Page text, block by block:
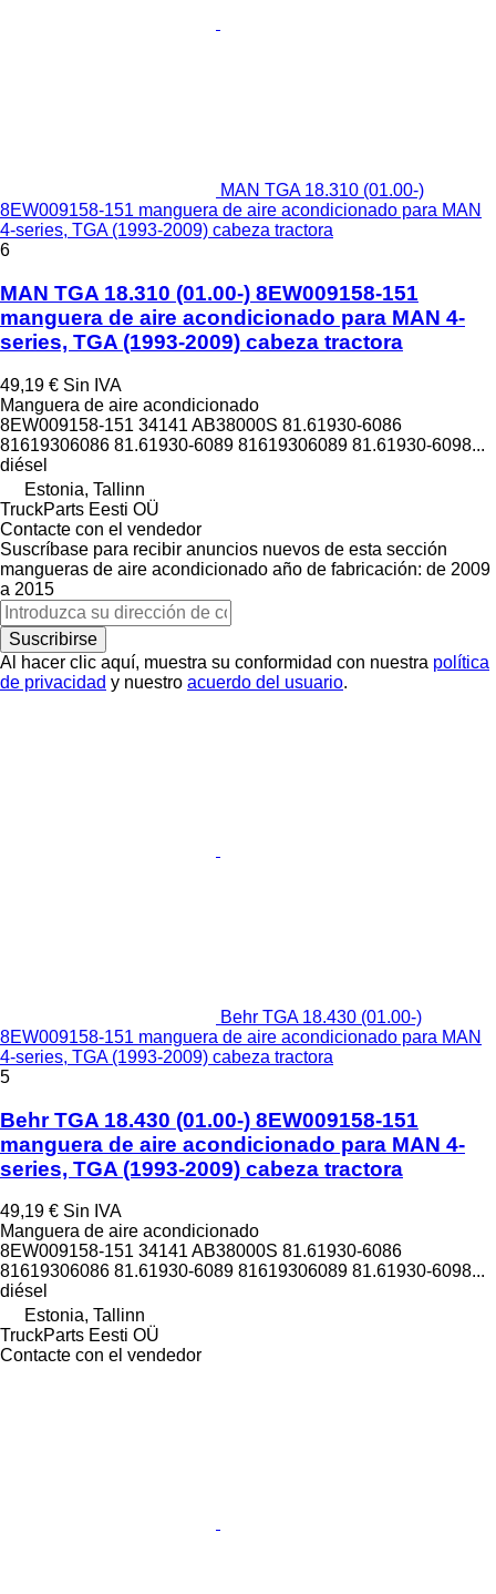
MAN TGA 18.310 (01.00-)
8EW009158-151 manguera de aire acondicionado para MAN
4-series, TGA (1993-2009) cabeza tractora
6
MAN TGA 18.310 (01.00-) 8EW009158-151
manguera de aire acondicionado para MAN 4-
series, TGA (1993-2009) cabeza tractora
49,19 € Sin IVA
Manguera de aire acondicionado
8EW009158-151 34141 AB38000S 81.61930-6086
81619306086 81.61930-6089 81619306089 81.61930-6098...
diésel
Estonia, Tallinn
TruckParts Eesti OÜ
Contacte con el vendedor
Suscríbase para recibir anuncios nuevos de esta sección
mangueras de aire acondicionado año de fabricación: de 2009
a 2015
Suscribirse
Al hacer clic aquí, muestra su conformidad con nuestra política
de privacidad y nuestro acuerdo del usuario.
Behr TGA 18.430 (01.00-)
8EW009158-151 manguera de aire acondicionado para MAN
4-series, TGA (1993-2009) cabeza tractora
5
Behr TGA 18.430 (01.00-) 8EW009158-151
manguera de aire acondicionado para MAN 4-
series, TGA (1993-2009) cabeza tractora
49,19 € Sin IVA
Manguera de aire acondicionado
8EW009158-151 34141 AB38000S 81.61930-6086
81619306086 81.61930-6089 81619306089 81.61930-6098...
diésel
Estonia, Tallinn
TruckParts Eesti OÜ
Contacte con el vendedor